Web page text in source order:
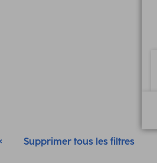
Supprimer tous les filtres